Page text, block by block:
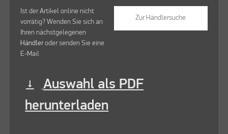
Ist der Artikel online nicht
vorrätig? Wenden Sie sich an
Ihren nächstgelegenen
Händleroder senden Sie eine
E-Mail
Zur Händlersuche
vertical_align_bottom
Auswahl als PDF
herunterladen